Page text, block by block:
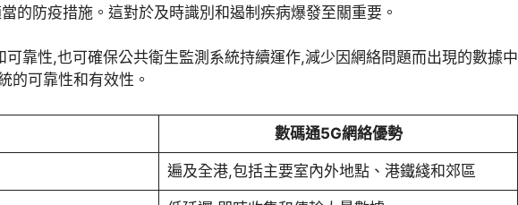
的防疫措施。這對於及時識別和遏制疾病爆發至關重要。
可靠性,也可確保公共衛生監測系統持續運作,減少因網絡問題而出現的數據中
的可靠性和有效性。
數碼通5G網絡優勢
遍及全港,包括主要室內外地點、港鐵綫和郊區